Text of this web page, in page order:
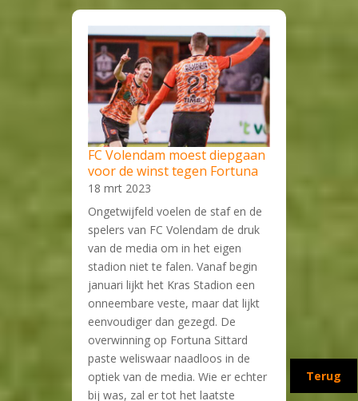
Terug
FC Volendam moest diepgaan
voor de winst tegen Fortuna
18 mrt 2023
Ongetwijfeld voelen de staf en de
spelers van FC Volendam de druk
van de media om in het eigen
stadion niet te falen. Vanaf begin
januari lijkt het Kras Stadion een
onneembare veste, maar dat lijkt
eenvoudiger dan gezegd. De
overwinning op Fortuna Sittard
paste weliswaar naadloos in de
optiek van de media. Wie er echter
bij was, zal er tot het laatste